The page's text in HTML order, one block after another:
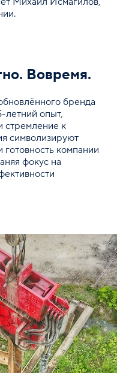
Вовремя.
бренда
опыт,
стремление к
символизируют
компании
фокус на